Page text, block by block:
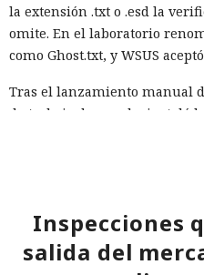
la extensión .txt o .esd la
omite. En el laboratorio
como Ghost.txt, y WSUS
Tras el lanzamiento manual
de trabajo de prueba instaló
que genera las consultas
reproducir el ataque en una
Inspecciones
salida del